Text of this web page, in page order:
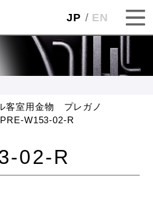
JP EN
客室用金物 プレガノ
PRE-W153-02-R
02-R